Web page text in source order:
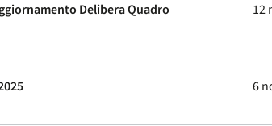
Delibera Quadro 12
6